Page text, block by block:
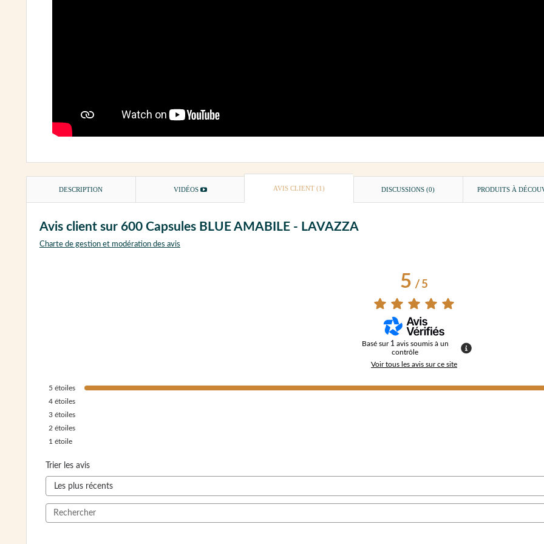
DESCRIPTION VIDÉOS AVIS CLIENT(1) DISCUSSIONS (0) PRODUITS À
Avis client sur 600 Capsules BLUE AMABILE - LAVAZZA
Charte de gestion et modération des avis
5/ 5
Basé sur 1 avis soumis à un
contrôle
Voir tous les avis sur ce site
5 étoiles
4 étoiles
3 étoiles
2 étoiles
1 étoile
Trier les avis